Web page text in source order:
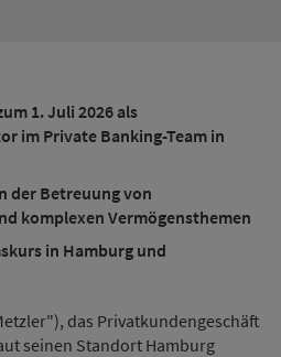
1. Juli 2026 als
im Private Banking-Team in
der Betreuung von
komplexen Vermögensthemen
in Hamburg und
das Privatkundengeschäft
seinen Standort Hamburg